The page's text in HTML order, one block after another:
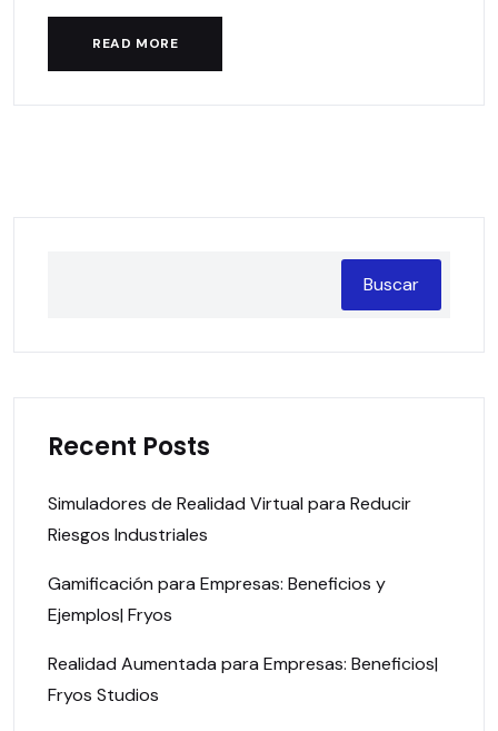
READ MORE
Buscar
Recent Posts
Simuladores de Realidad Virtual para Reducir
Riesgos Industriales
Gamificación para Empresas: Beneficios y
Ejemplos| Fryos
Realidad Aumentada para Empresas: Beneficios|
Fryos Studios